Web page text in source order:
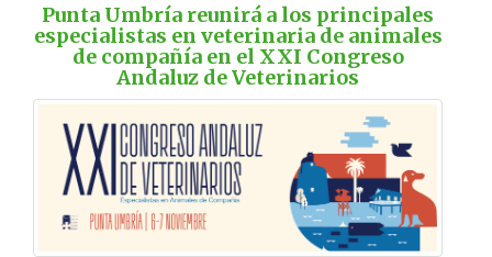
Punta Umbría reunirá a los principales
especialistas en veterinaria de animales
de compañía en el XXI Congreso
Andaluz de Veterinarios